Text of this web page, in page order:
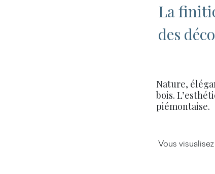
La
des
Nature,
bois.
piémontaise.
Vous